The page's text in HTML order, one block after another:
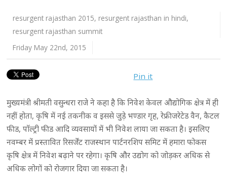
resurgent rajasthan 2015, resurgent rajasthan in hindi,
resurgent rajasthan summit
Friday May 22nd, 2015
Pin it
मुख्यमंत्री श्रीमती वसुन्धरा राजे ने कहा है कि निवेश केवल औद्योगिक क्षेत्र में ही
नहीं होता, कृषि में नई तकनीक व इससे जुड़े भण्डार गृह, रेफ्रीजरेटेड वैन, कैटल
फीड, पाॅल्ट्री फीड आदि व्यवसायों में भी निवेश लाया जा सकता है। इसलिए
नवम्बर में प्रस्तावित रिसर्जेंट राजस्थान पार्टनरशिप समिट में हमारा फोकस
कृषि क्षेत्र में निवेश बढ़ाने पर रहेगा। कृषि और उद्योग को जोड़कर अधिक से
अधिक लोगों को रोजगार दिया जा सकता है।